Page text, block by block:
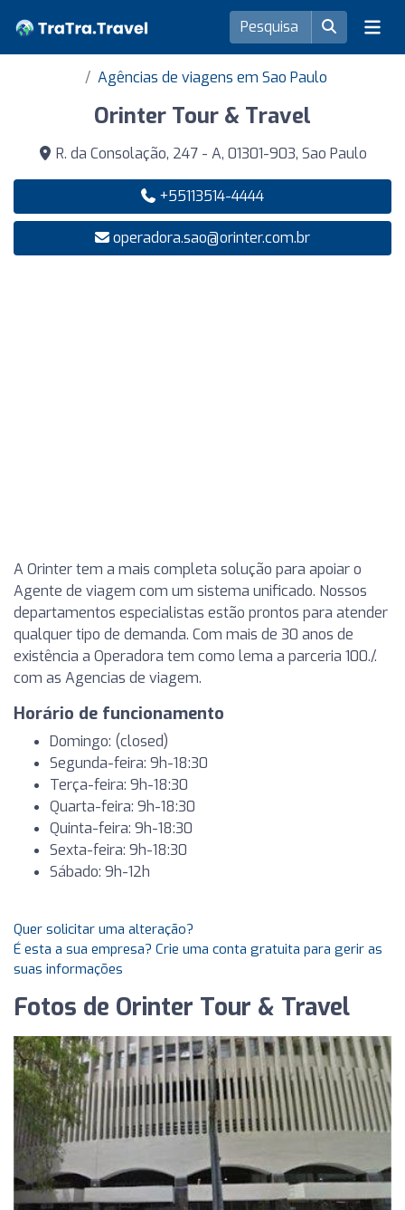
Agências de viagens em Sao Paulo
Orinter Tour & Travel
R. da Consolação, 247 - A, 01301-903, Sao Paulo
+55113514-4444
operadora.sao@orinter.com.br
A Orinter tem a mais completa solução para apoiar o
Agente de viagem com um sistema unificado. Nossos
departamentos especialistas estão prontos para atender
qualquer tipo de demanda. Com mais de 30 anos de
existência a Operadora tem como lema a parceria 100./.
com as Agencias de viagem.
Horário de funcionamento
Domingo: (closed)
Segunda-feira: 9h-18:30
Terça-feira: 9h-18:30
Quarta-feira: 9h-18:30
Quinta-feira: 9h-18:30
Sexta-feira: 9h-18:30
Sábado: 9h-12h
Quer solicitar uma alteração?
É esta a sua empresa? Crie uma conta gratuita para gerir as
suas informações
Fotos de Orinter Tour & Travel